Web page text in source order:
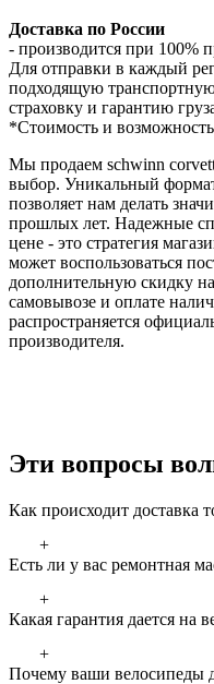
Доставка по России
- производится при 100%
Для отправки в каждый
подходящую
страховку и гарантию
*Стоимость и
Мы продаем schwinn
выбор. Уникальный
позволяет нам делать
прошлых лет. Надежные
цене - это стратегия
может воспользоваться
дополнительную скидку
самовывозе и оплате
распространяется
производителя.
Эти вопросы
Как происходит доставка
+
Есть ли у вас ремонтная
+
Какая гарантия дается на
+
Почему ваши велосипеды